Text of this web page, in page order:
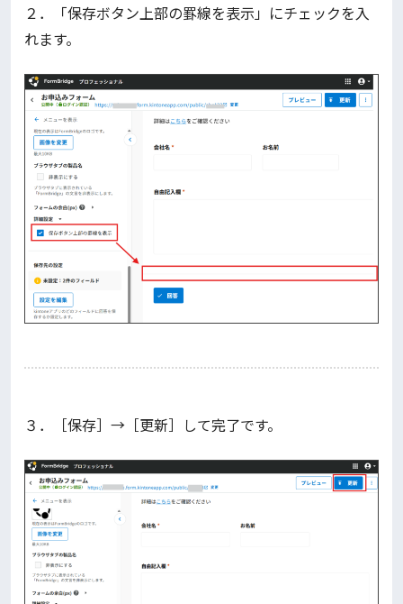
２．「保存ボタン上部の罫線を表示」にチェックを入
れます。
３．［保存］→［更新］して完了です。